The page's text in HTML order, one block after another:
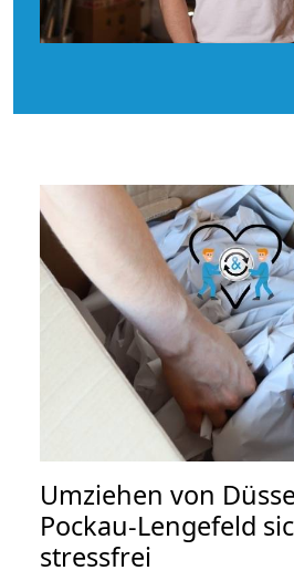
Umziehen von
Pockau-Lengefeld
stressfrei